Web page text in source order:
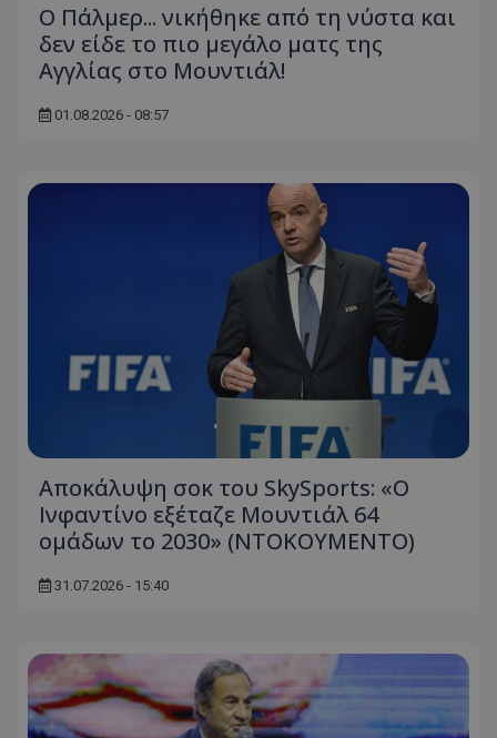
Ο Πάλμερ... νικήθηκε από τη νύστα και
δεν είδε το πιο μεγάλο ματς της
Αγγλίας στο Μουντιάλ!
01.08.2026 - 08:57
Αποκάλυψη σοκ του SkySports: «O
Ινφαντίνο εξέταζε Μουντιάλ 64
ομάδων το 2030» (ΝΤΟΚΟΥΜΕΝΤΟ)
31.07.2026 - 15:40